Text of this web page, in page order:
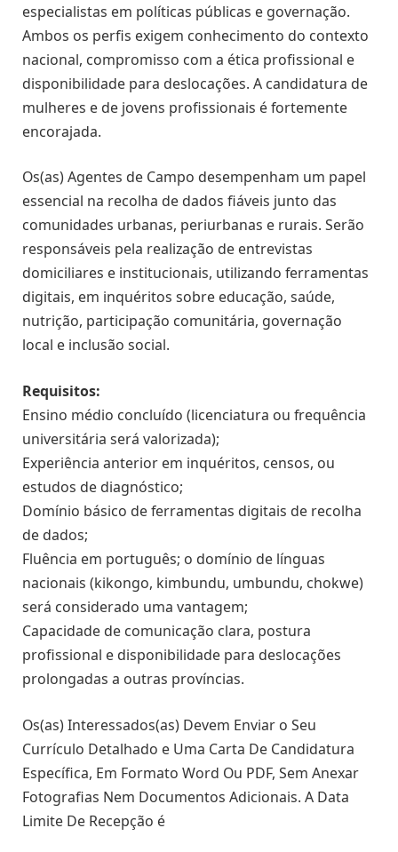
especialistas em políticas públicas e governação.
Ambos os perfis exigem conhecimento do contexto
nacional, compromisso com a ética profissional e
disponibilidade para deslocações. A candidatura de
mulheres e de jovens profissionais é fortemente
encorajada.
Os(as) Agentes de Campo desempenham um papel
essencial na recolha de dados fiáveis junto das
comunidades urbanas, periurbanas e rurais. Serão
responsáveis pela realização de entrevistas
domiciliares e institucionais, utilizando ferramentas
digitais, em inquéritos sobre educação, saúde,
nutrição, participação comunitária, governação
local e inclusão social.
Requisitos:
Ensino médio concluído (licenciatura ou frequência
universitária será valorizada);
Experiência anterior em inquéritos, censos, ou
estudos de diagnóstico;
Domínio básico de ferramentas digitais de recolha
de dados;
Fluência em português; o domínio de línguas
nacionais (kikongo, kimbundu, umbundu, chokwe)
será considerado uma vantagem;
Capacidade de comunicação clara, postura
profissional e disponibilidade para deslocações
prolongadas a outras províncias.
Os(as) Interessados(as) Devem Enviar o Seu
Currículo Detalhado e Uma Carta De Candidatura
Específica, Em Formato Word Ou PDF, Sem Anexar
Fotografias Nem Documentos Adicionais. A Data
Limite De Recepção é